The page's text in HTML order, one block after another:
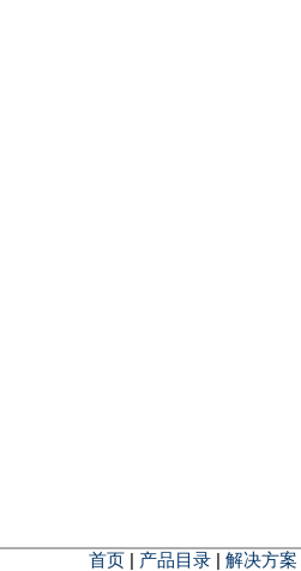
首页 产品目录 解决方案